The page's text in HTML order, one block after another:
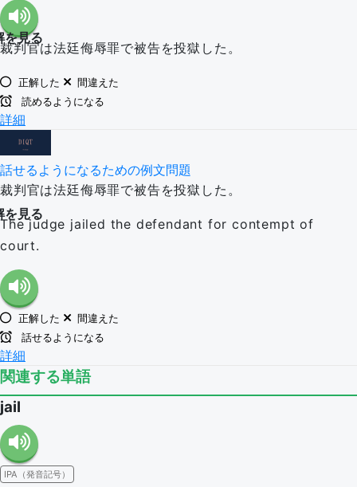
を見る
裁判官は法廷侮辱罪で被告を投獄した。
正解した
間違えた
読めるようになる
詳細
話せるようになるための例文問題
裁判官は法廷侮辱罪で被告を投獄した。
を見る
The judge jailed the defendant for contempt of
court.
正解した
間違えた
話せるようになる
詳細
関連する単語
jail
IPA（発音記号）